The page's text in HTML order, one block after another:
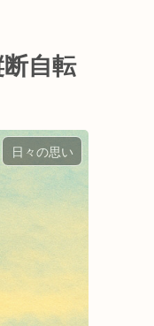
自転
日々の思い